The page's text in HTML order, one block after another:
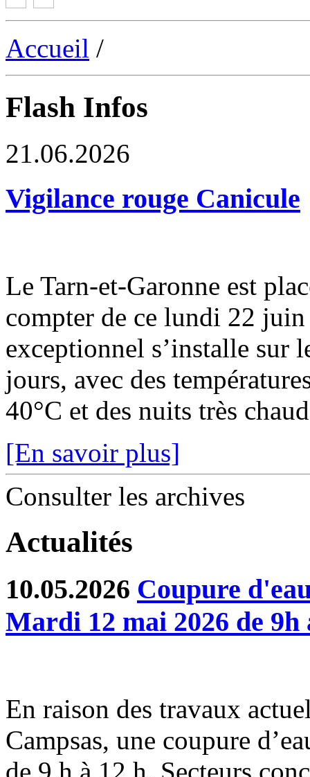
Accueil /
Flash Infos
21.06.2026
Vigilance rouge Canicule
Le Tarn-et-Garonne est
compter de ce lundi 22
exceptionnel s’installe sur
jours, avec des
40°C et des nuits très
[En savoir plus]
Consulter les archives
Actualités
10.05.2026 Coupure
Mardi 12 mai 2026 de 9h
En raison des travaux
Campsas, une coupure